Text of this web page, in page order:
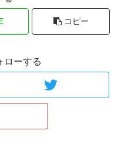
コピー
ローする